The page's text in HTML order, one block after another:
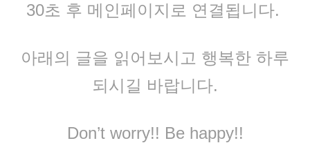
30초 후 메인페이지로 연결됩니다.
아래의 글을 읽어보시고 행복한 하루
되시길 바랍니다.
Don’t worry!! Be happy!!